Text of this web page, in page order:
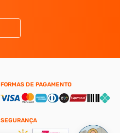
FORMAS DE PAGAMENTO
SEGURANÇA